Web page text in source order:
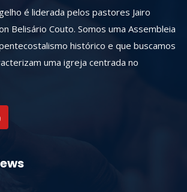
é liderada pelos pastores Jairo
Belisário Couto. Somos uma Assembleia
histórico e que buscamos
uma igreja centrada no